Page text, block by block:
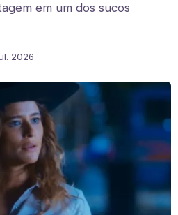
em um dos sucos
2026